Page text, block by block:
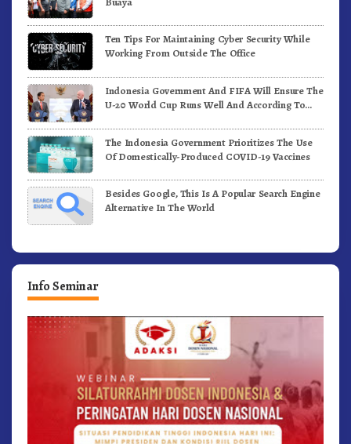
Ten Tips For Maintaining Cyber Security While
Working From Outside The Office
Indonesia Government And FIFA Will Ensure The
U-20 World Cup Runs Well And According To
The Indonesia Government Prioritizes The Use
Of Domestically-Produced COVID-19 Vaccines
Besides Google, This Is A Popular Search Engine
Alternative In The World
Info Seminar